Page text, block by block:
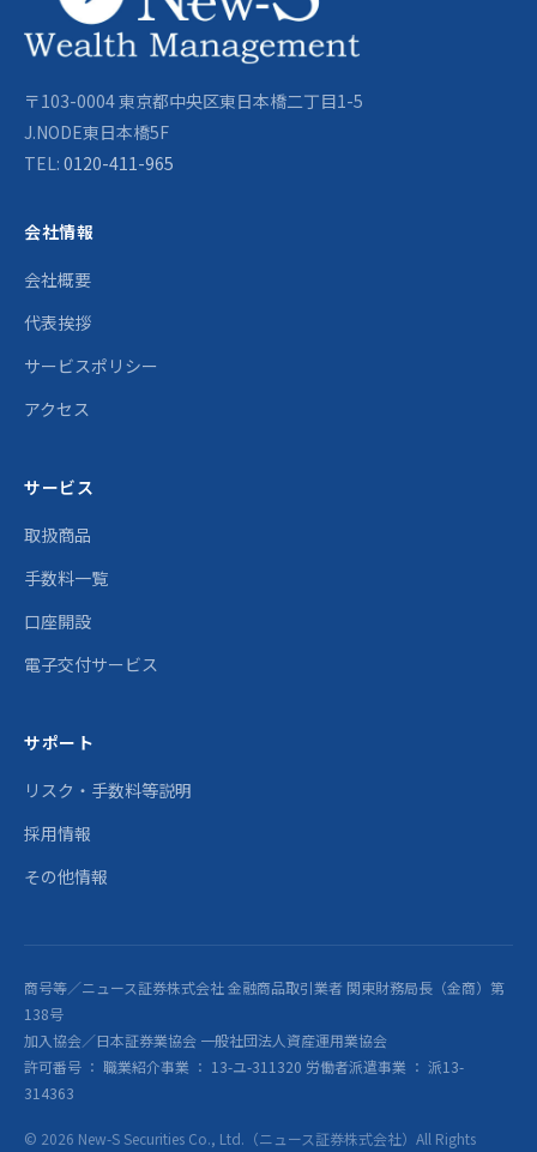
〒103-0004 東京都中央区東日本橋二丁目1-5
J.NODE東日本橋5F
TEL: 0120-411-965
会社情報
会社概要
代表挨拶
サービスポリシー
アクセス
サービス
取扱商品
手数料一覧
口座開設
電子交付サービス
サポート
リスク・手数料等説明
採用情報
その他情報
商号等／ニュース証券株式会社 金融商品取引業者 関東財務局長（金商）第
138号
加入協会／日本証券業協会 一般社団法人資産運用業協会
許可番号 ： 職業紹介事業 ： 13-ユ-311320 労働者派遣事業 ： 派13-
314363
© 2026 New-S Securities Co., Ltd.（ニュース証券株式会社）All Rights